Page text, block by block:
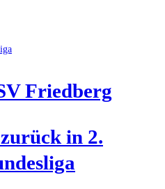
Friedberg
in 2.